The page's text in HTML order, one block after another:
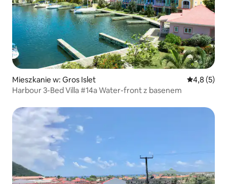
Mieszkanie w: Gros Islet Średnia
4,8 (5)
Harbour 3-Bed Villa #14a Water-front z basenem